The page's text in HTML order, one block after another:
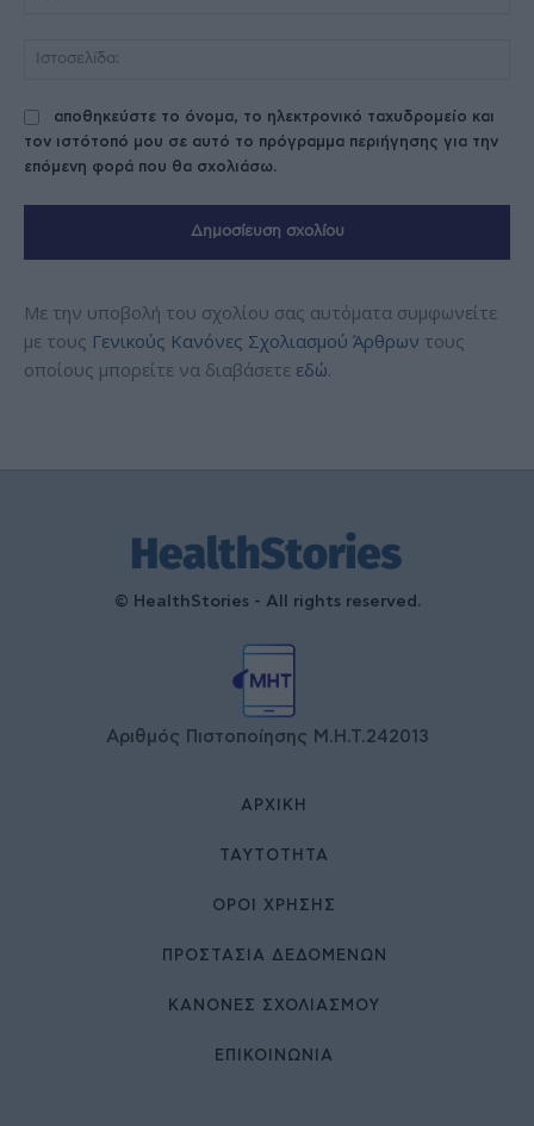
αποθηκεύστε το όνομα, το ηλεκτρονικό ταχυδρομείο και
τον ιστότοπό μου σε αυτό το πρόγραμμα περιήγησης για την
επόμενη φορά που θα σχολιάσω.
Με την υποβολή του σχολίου σας αυτόματα συμφωνείτε
με τους Γενικούς Κανόνες Σχολιασμού Άρθρων τους
οποίους μπορείτε να διαβάσετε εδώ.
© HealthStories - All rights reserved.
Αριθμός Πιστοποίησης Μ.Η.Τ.242013
ΑΡΧΙΚΉ
ΤΑΥΤΌΤΗΤΑ
ΌΡΟΙ ΧΡΉΣΗΣ
ΠΡΟΣΤΑΣΙΑ ΔΕΔΟΜΕΝΩΝ
ΚΑΝΟΝΕΣ ΣΧΟΛΙΑΣΜΟΥ
ΕΠΙΚΟΙΝΩΝΊΑ